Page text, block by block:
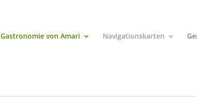
Gastronomie von Amari Navigationskarten